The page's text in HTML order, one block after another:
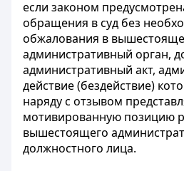
если законом
обращения в суд без
обжалования в
административный орган,
административный акт,
действие (бездействие)
наряду с отзывом
мотивированную позицию
вышестоящего
должностного лица.